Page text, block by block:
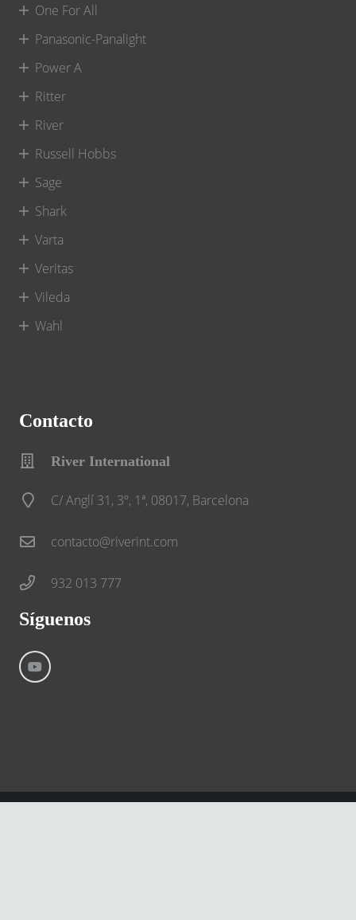
One For All
Panasonic-Panalight
Power A
Ritter
River
Russell Hobbs
Sage
Shark
Varta
Veritas
Vileda
Wahl
Contacto
River International
C/ Anglí 31, 3º, 1ª, 08017, Barcelona
contacto@riverint.com
932 013 777
Síguenos